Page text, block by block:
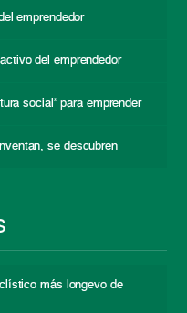
emprendedor
del emprendedor
social” para emprender
se descubren
más longevo de